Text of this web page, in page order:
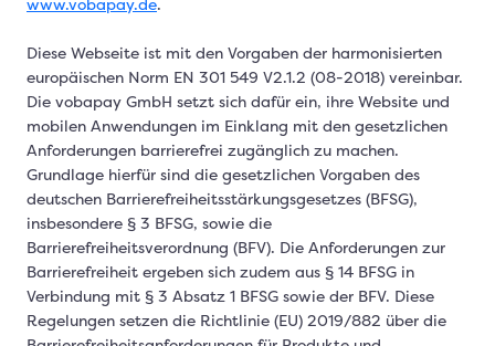
www.vobapay.de.
Diese Webseite ist mit den Vorgaben der harmonisierten
europäischen Norm EN 301 549 V2.1.2 (08-2018) vereinbar.
Die vobapay GmbH setzt sich dafür ein, ihre Website und
mobilen Anwendungen im Einklang mit den gesetzlichen
Anforderungen barrierefrei zugänglich zu machen.
Grundlage hierfür sind die gesetzlichen Vorgaben des
deutschen Barrierefreiheitsstärkungsgesetzes (BFSG),
insbesondere § 3 BFSG, sowie die
Barrierefreiheitsverordnung (BFV). Die Anforderungen zur
Barrierefreiheit ergeben sich zudem aus § 14 BFSG in
Verbindung mit § 3 Absatz 1 BFSG sowie der BFV. Diese
Regelungen setzen die Richtlinie (EU) 2019/882 über die